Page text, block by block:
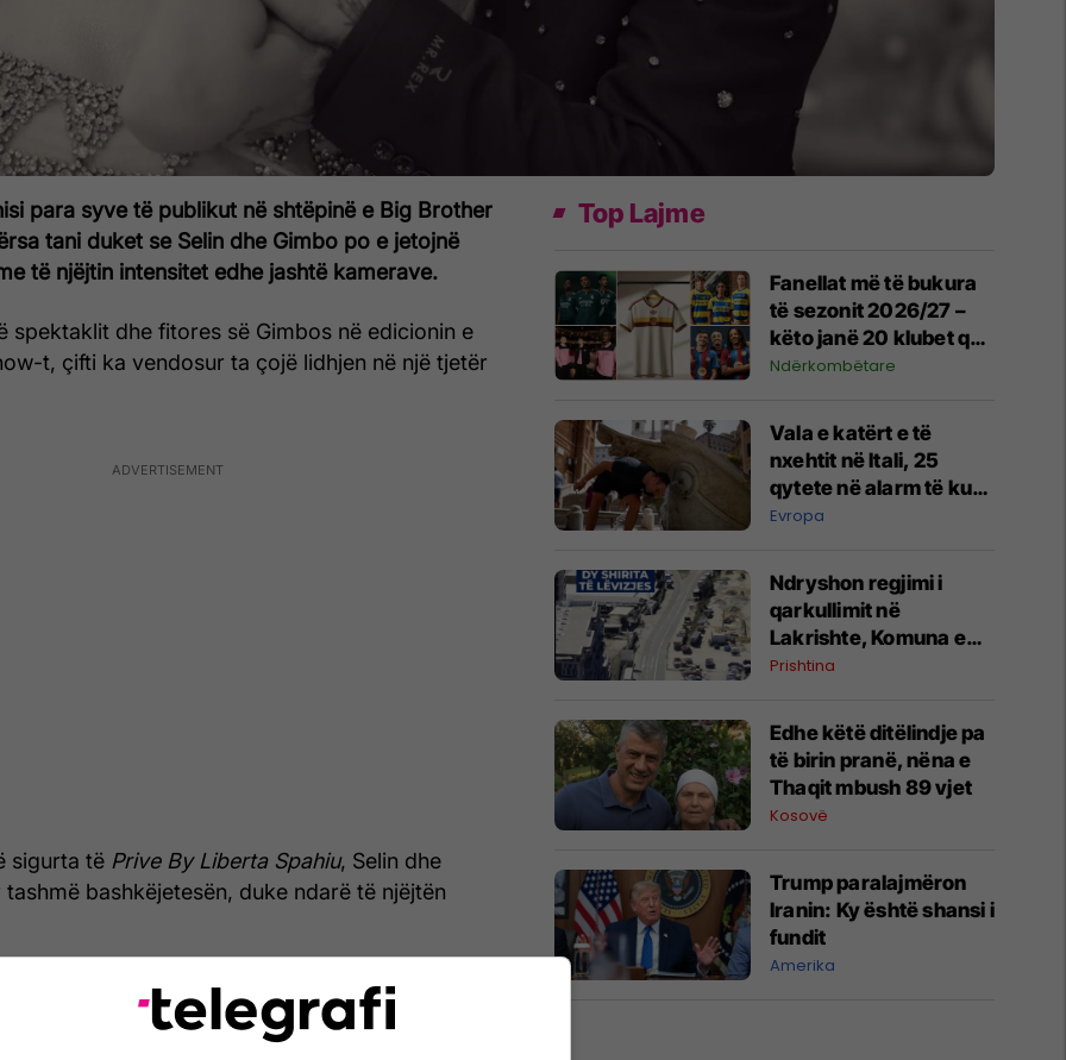
para syve të publikut në shtëpinë e Big Brother
tani duket se Selin dhe Gimbo po e jetojnë
të njëjtin intensitet edhe jashtë kamerave.
spektaklit dhe fitores së Gimbos në edicionin e
t, çifti ka vendosur ta çojë lidhjen në një tjetër
sigurta të Prive By Liberta Spahiu, Selin dhe
bashkëjetesën, duke ndarë të njëjtën
Top Lajme
Fanellat më të bukura
të sezonit 2026/27 –
këto janë 20 klubet që
spikatën me dizajnin e
Ndërkombëtare
Vala e katërt e të
nxehtit në Itali, 25
qytete në alarm të kuq
- probleme me
Evropa
Ndryshon regjimi i
qarkullimit në
Lakrishte, Komuna e
Prishtinës ofron
Prishtina
Edhe këtë ditëlindje pa
të birin pranë, nëna e
Thaqit mbush 89 vjet
Kosovë
Trump paralajmëron
Iranin: Ky është shansi i
fundit
Amerika